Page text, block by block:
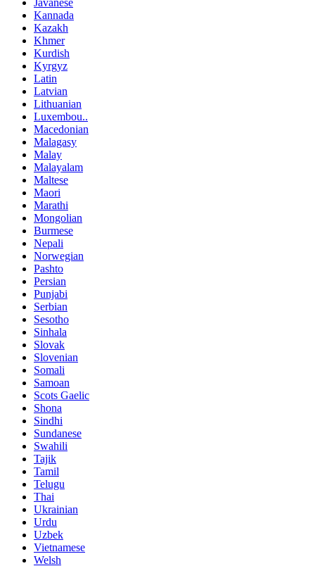
Kannada
Kazakh
Khmer
Kurdish
Kyrgyz
Latin
Latvian
Lithuanian
Luxembou..
Macedonian
Malagasy
Malay
Malayalam
Maltese
Maori
Marathi
Mongolian
Burmese
Nepali
Norwegian
Pashto
Persian
Punjabi
Serbian
Sesotho
Sinhala
Slovak
Slovenian
Somali
Samoan
Scots Gaelic
Shona
Sindhi
Sundanese
Swahili
Tajik
Tamil
Telugu
Thai
Ukrainian
Urdu
Uzbek
Vietnamese
Welsh